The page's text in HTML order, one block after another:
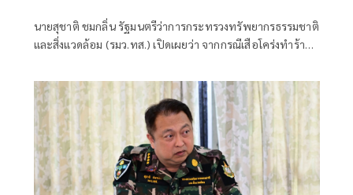
ระมัดระวังความปลอดภัยขั้นสูงสุด หลัง
กรมอุทยานฯ แถลงความคืบหน้ากรณีเจ้า
นายสุชาติ ชมกลิ่น รัฐมนตรีว่าการกระทรวงทรัพยากรธรรมชาติ
และสิ่งแวดล้อม (รมว.ทส.) เปิดเผยว่า จากกรณีเสือโคร่งทำร้าย
ตนได้ติดตามสถานการณ์ดังกล่าวอย่างใกล้ชิด พร้อมแสดงความ
ห่วงใยต่อเจ้าหน้าที่ผู้ปฏิบัติงานในพื้นที่ และได้กำชับให้หน่วย
งานยกระดับมาตรการความปลอดภัยขั้นสูงสุดในการปฏิบัติ
ภารกิจเพื่อความปลอดภัยของผู้ปฏิบัติงาน